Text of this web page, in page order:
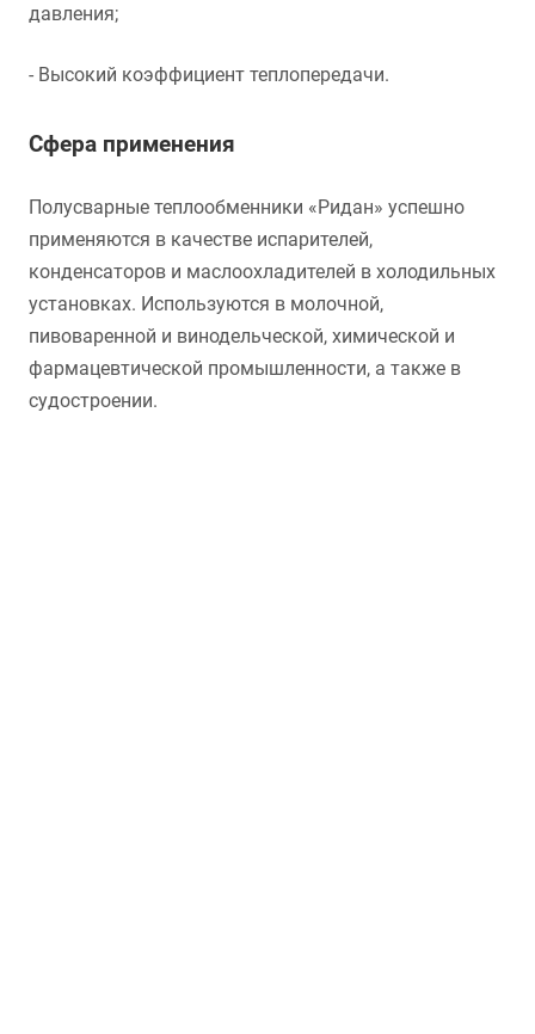
давления;
- Высокий коэффициент теплопередачи.
Сфера применения
Полусварные теплообменники «Ридан» успешно
применяются в качестве испарителей,
конденсаторов и маслоохладителей в холодильных
установках. Используются в молочной,
пивоваренной и винодельческой, химической и
фармацевтической промышленности, а также в
судостроении.